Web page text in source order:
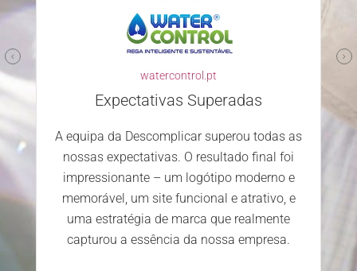
watercontrol.pt
Expectativas Superadas
A equipa da Descomplicar superou todas as
nossas expectativas. O resultado final foi
impressionante – um logótipo moderno e
memorável, um site funcional e atrativo, e
uma estratégia de marca que realmente
capturou a essência da nossa empresa.